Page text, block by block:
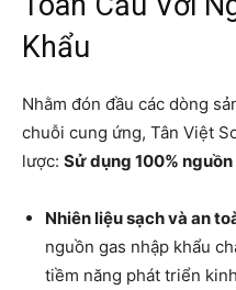
Khẩu
Nhằm đón đầu các dòng
chuỗi cung ứng, Tân Việt
lược: Sử dụng 100%
Nhiên liệu sạch và an
nguồn gas nhập khẩu
tiềm năng phát triển